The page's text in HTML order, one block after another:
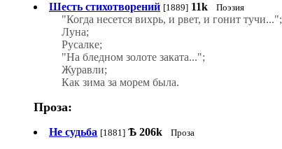
Шесть стихотворений [1889] 11k Поэзия
"Когда несется вихрь, и рвет, и гонит тучи...";
Луна;
Русалке;
"На бледном золоте заката...";
Журавли;
Как зима за морем была.
Проза:
Не судьба [1881] Ѣ 206k Проза